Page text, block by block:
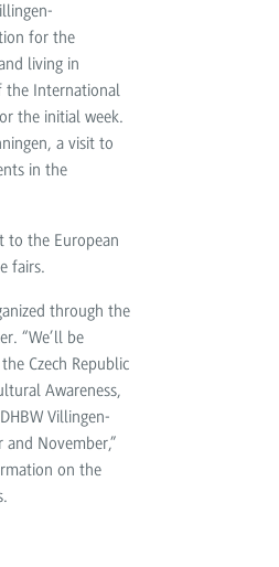
for the
living in
the International
the initial week.
a visit to
in the
to the European
fairs.
through the
“We’ll be
Czech Republic
Awareness,
Villingen-
November,”
on the